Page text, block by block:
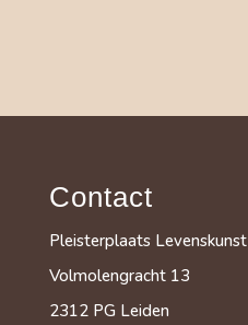
Contact
Pleisterplaats Levenskunst
Volmolengracht 13
2312 PG Leiden